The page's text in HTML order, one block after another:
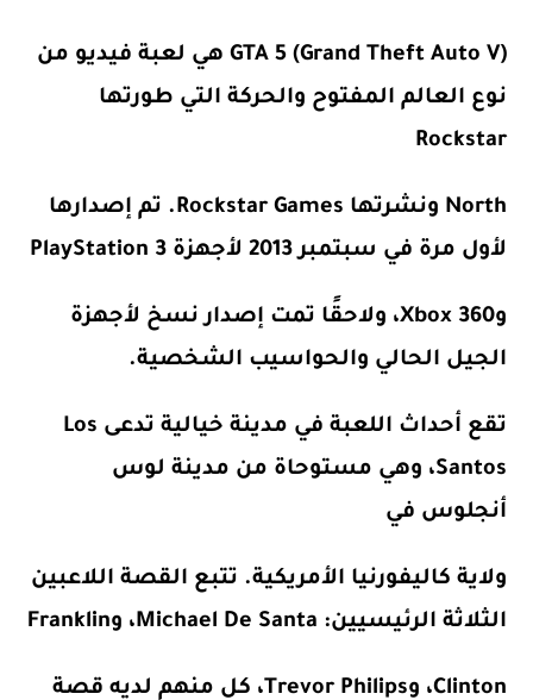
GTA 5 (Grand Theft Auto V) هي لعبة فيديو من
نوع العالم المفتوح والحركة التي طورتها
Rockstar
North ونشرتها Rockstar Games. تم إصدارها
لأول مرة في سبتمبر 2013 لأجهزة PlayStation 3
وXbox 360، ولاحقًا تمت إصدار نسخ لأجهزة
الجيل الحالي والحواسيب الشخصية.
تقع أحداث اللعبة في مدينة خيالية تدعى Los
Santos، وهي مستوحاة من مدينة لوس
أنجلوس في
ولاية كاليفورنيا الأمريكية. تتبع القصة اللاعبين
الثلاثة الرئيسيين: Michael De Santa، وFranklin
Clinton، وTrevor Philips، كل منهم لديه قصة